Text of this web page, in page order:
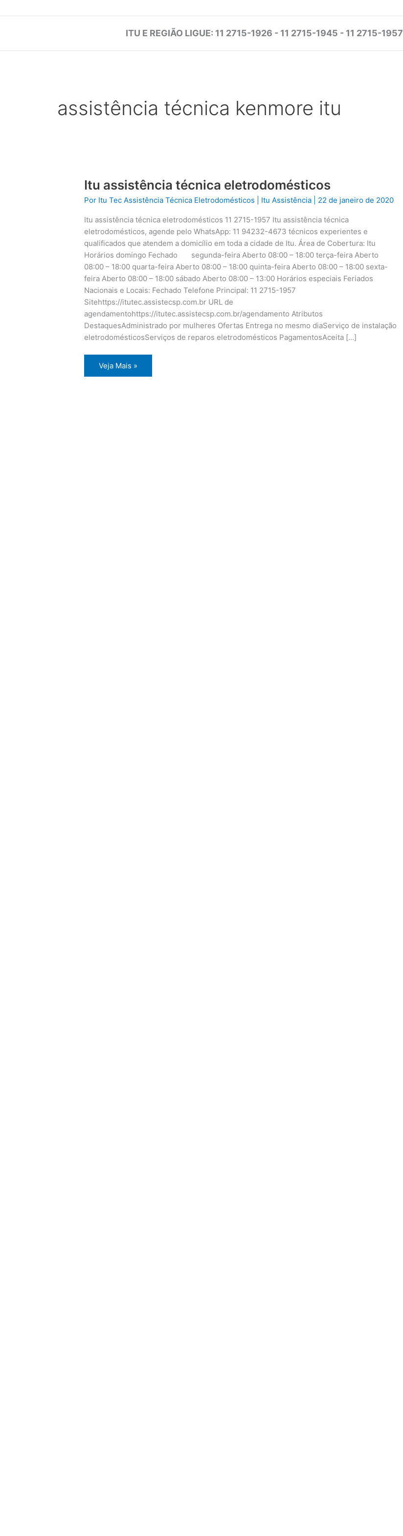
ITU E REGIÃO LIGUE: 11 2715-1926 - 11 2715-1945 - 11 2715-1957
assistência técnica kenmore itu
Itu assistência técnica eletrodomésticos
Por Itu Tec Assistência Técnica Eletrodomésticos Itu Assistência 22 de janeiro de 2020
Itu assistência técnica eletrodomésticos 11 2715-1957 Itu assistência técnica
eletrodomésticos, agende pelo WhatsApp: 11 94232-4673 técnicos experientes e
qualificados que atendem a domicílio em toda a cidade de Itu. Área de Cobertura: Itu
Horários domingo Fechado segunda-feira Aberto 08:00 – 18:00 terça-feira Aberto
08:00 – 18:00 quarta-feira Aberto 08:00 – 18:00 quinta-feira Aberto 08:00 – 18:00 sexta-
feira Aberto 08:00 – 18:00 sábado Aberto 08:00 – 13:00 Horários especiais Feriados
Nacionais e Locais: Fechado Telefone Principal: 11 2715-1957
Sitehttps://itutec.assistecsp.com.br URL de
agendamentohttps://itutec.assistecsp.com.br/agendamento Atributos
DestaquesAdministrado por mulheres Ofertas Entrega no mesmo diaServiço de instalação
eletrodomésticosServiços de reparos eletrodomésticos PagamentosAceita […]
Itu
assistência
técnica
Veja Mais »